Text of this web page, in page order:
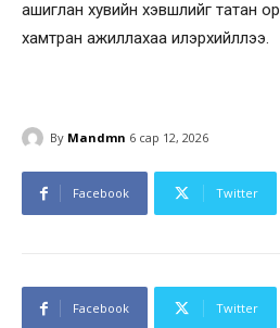
ашиглан хувийн хэвшлийг татан
хамтран ажиллахаа илэрхийллээ.
By Mandmn 6 сар 12, 2026
Facebook Twitter
Facebook Twitter